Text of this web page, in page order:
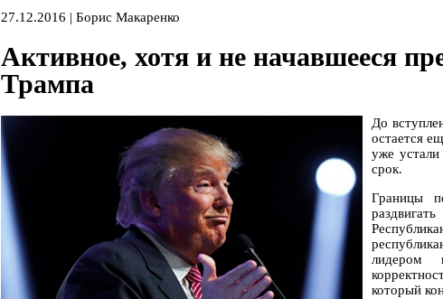
27.12.2016 | Борис Макаренко
Активное, хотя и не начавшееся
Трампа
До
остается
уже устали
срок.
Границы
лидером
который